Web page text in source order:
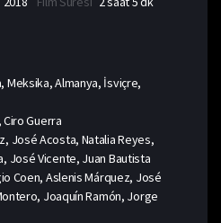
Meksika, Almanya, İsviçre,
Guerra
José Acosta, Natalia Reyes,
José Vicente, Juan Bautista
Coen, Aslenis Márquez, José
Joaquín Ramón, Jorge